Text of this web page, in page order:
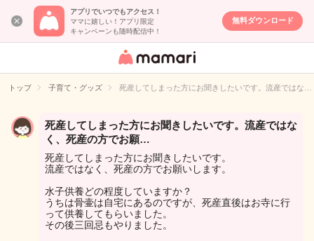
アプリでいつでもアクセス！
ママに嬉しい！アプリ限定
キャンペーンも随時配信中！
無料ダウンロード
女性専用匿名QA
イト
トップ 子育て・グッズ 死産してしまった方にお聞きしたいです。流産ではな…
死産してしまった方にお聞きしたいです。流産ではな
く、死産の方でお願…
死産してしまった方にお聞きしたいです。
流産ではなく、死産の方でお願いします。
水子供養どの程度していますか？
うちは骨壷は自宅にあるのですが、死産直後はお寺に行
って供養してもらいました。
その後三回忌もやりました。